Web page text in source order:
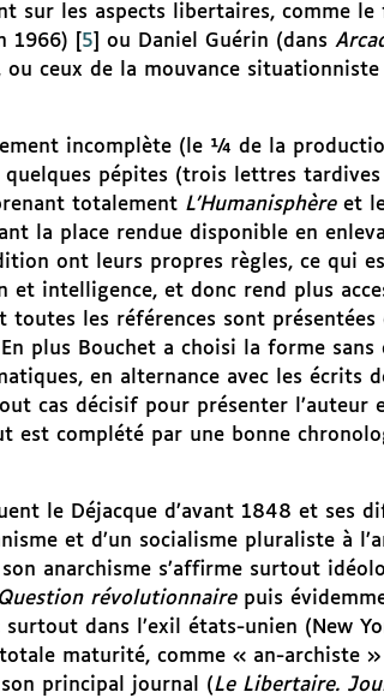
sur les aspects libertaires, comme
1966)
5 ou Daniel Guérin (dans
ou ceux de la mouvance situationniste
incomplète (le ¼ de la
pépites (trois lettres tardives
totalement L’Humanisphèreet
la place rendue disponible en
ont leurs propres règles, ce qui
et intelligence, et donc rend plus
les références sont
plus Bouchet a choisi la forme
en alternance avec les écrits
cas décisif pour présenter l’auteur
est complété par une bonne
le Déjacque d’avant 1848 et ses
et d’un socialisme pluraliste à
anarchisme s’affirme surtout
révolutionnairepuis
surtout dans l’exil états-unien (New
maturité, comme « an-archiste »
principal journal (Le Libertaire.